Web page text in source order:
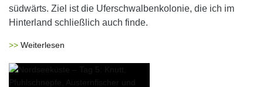
südwärts. Ziel ist die Uferschwalbenkolonie, die ich im
Hinterland schließlich auch finde.
Weiterlesen